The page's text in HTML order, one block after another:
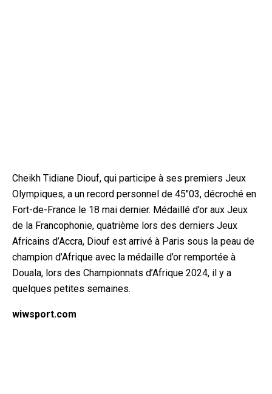
Cheikh Tidiane Diouf, qui participe à ses premiers Jeux
Olympiques, a un record personnel de 45″03, décroché en
Fort-de-France le 18 mai dernier. Médaillé d’or aux Jeux
de la Francophonie, quatrième lors des derniers Jeux
Africains d’Accra, Diouf est arrivé à Paris sous la peau de
champion d’Afrique avec la médaille d’or remportée à
Douala, lors des Championnats d’Afrique 2024, il y a
quelques petites semaines.
wiwsport.com